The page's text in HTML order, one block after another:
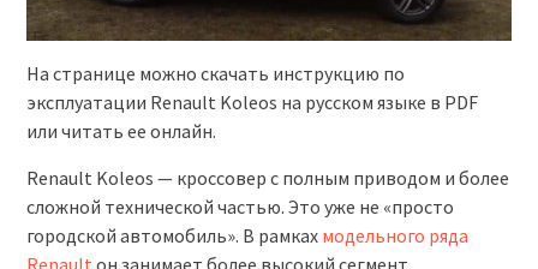
На странице можно скачать инструкцию по
эксплуатации Renault Koleos на русском языке в PDF
или читать ее онлайн.
Renault Koleos — кроссовер с полным приводом и более
сложной технической частью. Это уже не «просто
городской автомобиль». В рамках модельного ряда
Renault он занимает более высокий сегмент.